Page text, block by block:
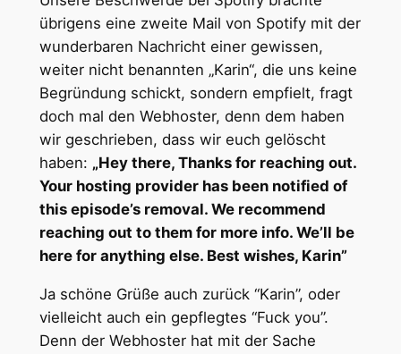
übrigens eine zweite Mail von Spotify mit der
wunderbaren Nachricht einer gewissen,
weiter nicht benannten „Karin“, die uns keine
Begründung schickt, sondern empfielt, fragt
doch mal den Webhoster, denn dem haben
wir geschrieben, dass wir euch gelöscht
haben: „Hey there, Thanks for reaching out.
Your hosting provider has been notified of
this episode’s removal. We recommend
reaching out to them for more info. We’ll be
here for anything else. Best wishes, Karin”
Ja schöne Grüße auch zurück “Karin”, oder
vielleicht auch ein gepflegtes “Fuck you”.
Denn der Webhoster hat mit der Sache